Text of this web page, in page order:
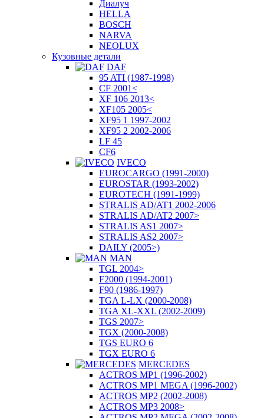
Диалуч
HELLA
BOSCH
NARVA
NEOLUX
Кузовные детали
DAF
95 ATI (1987-1998)
CF 2001<
XF 106 2013<
XF105 2005<
XF95 1 1997-2002
XF95 2 2002-2006
LF 45
CF6
IVECO
EUROCARGO (1991-2000)
EUROSTAR (1993-2002)
EUROTECH (1991-1999)
STRALIS AD/AT1 2002-2006
STRALIS AD/AT2 2007>
STRALIS AS1 2007>
STRALIS AS2 2007>
DAILY (2005>)
MAN
TGL 2004>
F2000 (1994-2001)
F90 (1986-1997)
TGA L-LX (2000-2008)
TGA XL-XXL (2002-2009)
TGS 2007>
TGX (2000-2008)
TGS EURO 6
TGX EURO 6
MERCEDES
ACTROS MP1 (1996-2002)
ACTROS MP1 MEGA (1996-2002)
ACTROS MP2 (2002-2008)
ACTROS MP3 2008>